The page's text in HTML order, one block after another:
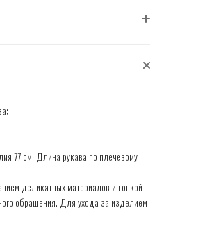
77 см; Длина рукава по плечевому
деликатных материалов и тонкой
обращения. Для ухода за изделием